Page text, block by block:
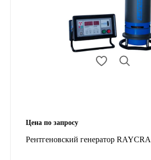
Цена по запросу
Рентгеновский генератор